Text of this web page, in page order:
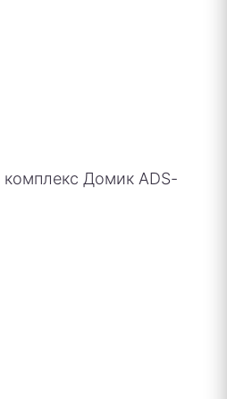
Домик ADS-